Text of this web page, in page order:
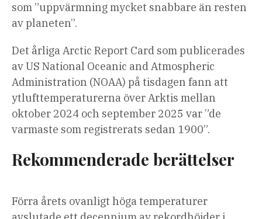
som ”uppvärmning mycket snabbare än resten
av planeten”.
Det årliga Arctic Report Card som publicerades
av US National Oceanic and Atmospheric
Administration (NOAA) på tisdagen fann att
ytlufttemperaturerna över Arktis mellan
oktober 2024 och september 2025 var ”de
varmaste som registrerats sedan 1900”.
Rekommenderade berättelser
med
av
Förra årets ovanligt höga temperaturer